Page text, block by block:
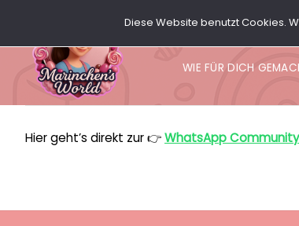
springen
WIE FÜR DICH
Hier geht’s direkt zur 👉WhatsApp Community
Diese Website benutzt Cookies.